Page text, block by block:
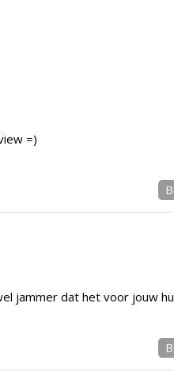
=)
jammer dat het voor jouw